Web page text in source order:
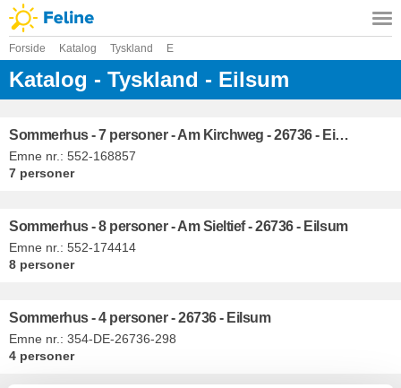
Forside Katalog Tyskland E
Katalog - Tyskland - Eilsum
Sommerhus - 7 personer - Am Kirchweg - 26736 - Eilsum
Emne nr.: 552-168857
7 personer
Sommerhus - 8 personer - Am Sieltief - 26736 - Eilsum
Emne nr.: 552-174414
8 personer
Sommerhus - 4 personer - 26736 - Eilsum
Emne nr.: 354-DE-26736-298
4 personer